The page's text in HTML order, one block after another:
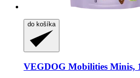
do košíka
VEGDOG Mobilities Minis,